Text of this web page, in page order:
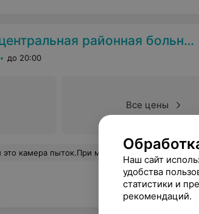
районная больница
до 20:00
Все цены
наркоз.Зав.отделением спокойно смотрит на эти издевательства.Рядом с операционной идет ремонт,кругом пыль.ПРОСТО
Наш сайт
удобства
статистики и
рекомендаций.